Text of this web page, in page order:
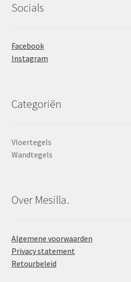
Socials
Facebook
Instagram
Categoriën
Vloertegels
Wandtegels
Over Mesilla.
Algemene voorwaarden
Privacy statement
Retourbeleid